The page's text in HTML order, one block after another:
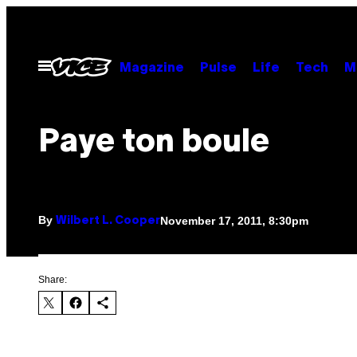
contentOpen
Menu
Magazine Pulse Life Tech
Paye ton boule
By Wilbert L. CooperNovember 17, 2011, 8:30pm
Share: